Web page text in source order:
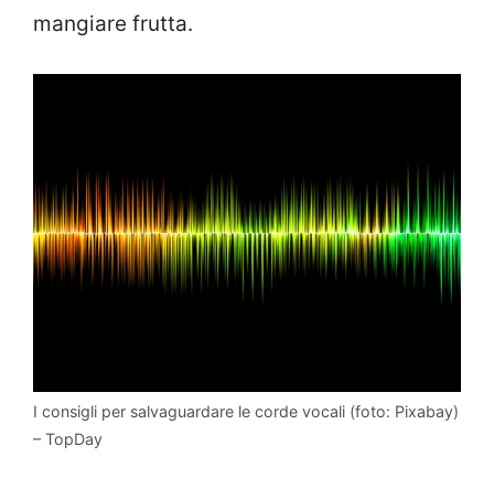
mangiare frutta.
I consigli per salvaguardare le corde vocali (foto: Pixabay)
– TopDay